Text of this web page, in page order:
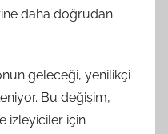
daha doğrudan
geleceği, yenilikçi
Bu değişim,
izleyiciler için